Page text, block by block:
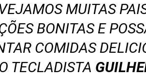
MUITAS
BONITAS E
COMIDAS
TECLADISTA